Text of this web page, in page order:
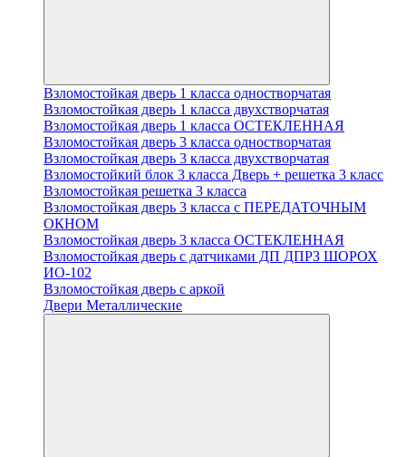
Взломостойкая дверь 1 класса одностворчатая
Взломостойкая дверь 1 класса двухстворчатая
Взломостойкая дверь 1 класса ОСТЕКЛЕННАЯ
Взломостойкая дверь 3 класса одностворчатая
Взломостойкая дверь 3 класса двухстворчатая
Взломостойкий блок 3 класса Дверь + решетка 3 класс
Взломостойкая решетка 3 класса
Взломостойкая дверь 3 класса с ПЕРЕДАТОЧНЫМ
ОКНОМ
Взломостойкая дверь 3 класса ОСТЕКЛЕННАЯ
Взломостойкая дверь с датчиками ДП ДПРЗ ШОРОХ
ИО-102
Взломостойкая дверь с аркой
Двери Металлические